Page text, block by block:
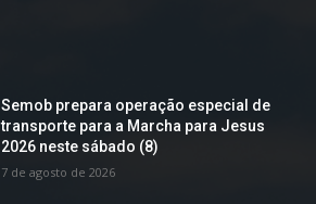
Semob prepara operação especial de
transporte para a Marcha para Jesus
2026 neste sábado (8)
7 de agosto de 2026